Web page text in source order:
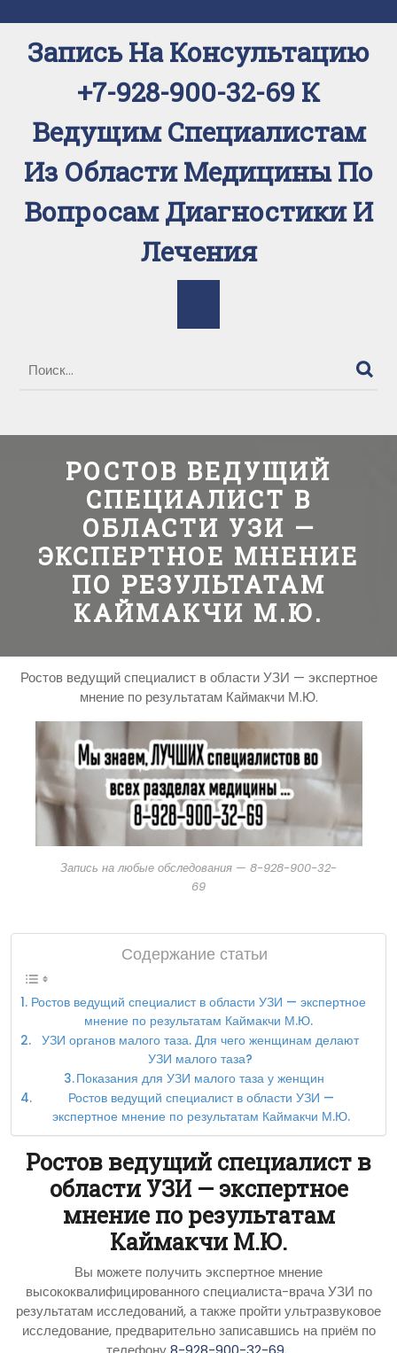
к
содержимому
Запись На Консультацию
+7-928-900-32-69 К
Ведущим Специалистам
Из Области Медицины По
Вопросам Диагностики И
Лечения
РОСТОВ ВЕДУЩИЙ
СПЕЦИАЛИСТ В
ОБЛАСТИ УЗИ —
ЭКСПЕРТНОЕ МНЕНИЕ
ПО РЕЗУЛЬТАТАМ
КАЙМАКЧИ М.Ю.
Ростов ведущий специалист в области УЗИ — экспертное
мнение по результатам Каймакчи М.Ю.
Запись на любые обследования — 8-928-900-32-
69
Содержание статьи
Ростов ведущий специалист в области УЗИ — экспертное
мнение по результатам Каймакчи М.Ю.
УЗИ органов малого таза. Для чего женщинам делают
УЗИ малого таза?
Показания для УЗИ малого таза у женщин
Ростов ведущий специалист в области УЗИ —
экспертное мнение по результатам Каймакчи М.Ю.
Ростов ведущий специалист в
области УЗИ — экспертное
мнение по результатам
Каймакчи М.Ю.
Вы можете получить экспертное мнение
высококвалифицированного специалиста-врача УЗИ по
результатам исследований, а также пройти ультразвуковое
исследование, предварительно записавшись на приём по